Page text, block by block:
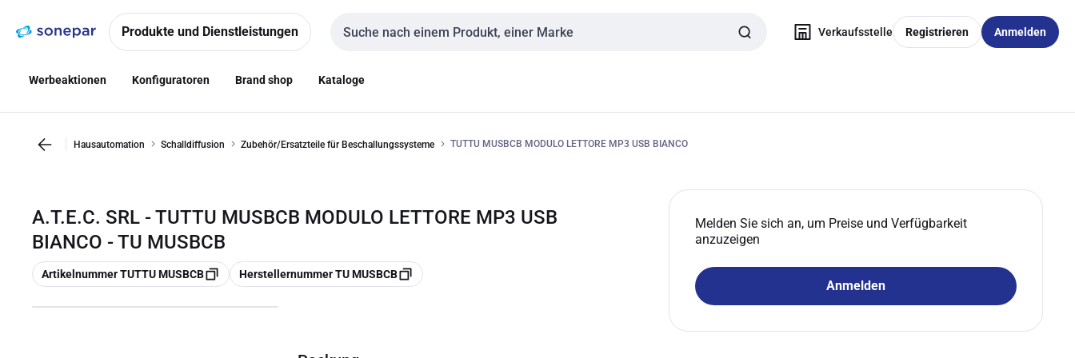
NavigationInhalt
Produkte und Dienstleistungen
Sucheingabe
Verkaufsstelle Registrieren Anmelden
Werbeaktionen Konfiguratoren Brand shop Kataloge
Hausautomation Schalldiffusion Zubehör/Ersatzteile für Beschallungssysteme TUTTU MUSBCB MODULO LETTORE MP3 USB BIANCO
A.T.E.C. SRL - TUTTU MUSBCB MODULO LETTORE MP3 USB
BIANCO - TU MUSBCB
Kopieren
Artikelnummer TUTTU MUSBCB Kopieren
Herstellernummer TU MUSBCB
Melden Sie sich an, um Preise und Verfügbarkeit
anzuzeigen
Anmelden